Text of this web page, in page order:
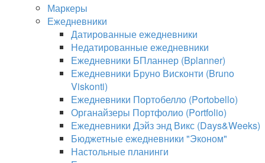
Маркеры
Ежедневники
Датированные ежедневники
Недатированные ежедневники
Ежедневники БПланнер (Bplanner)
Ежедневники Бруно Висконти (Bruno
Viskonti)
Ежедневники Портобелло (Portobello)
Органайзеры Портфолио (Portfolio)
Ежедневники Дэйз энд Викс (Days&Weeks)
Бюджетные ежедневники "Эконом"
Настольные планинги